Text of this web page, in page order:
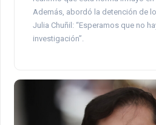
Además, abordó la detención de
Julia Chuñil: “Esperamos que no
investigación”.